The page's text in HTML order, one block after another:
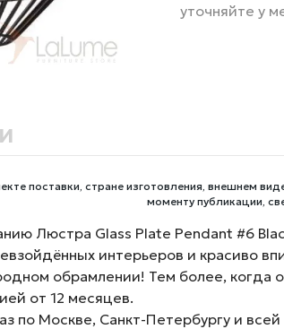
уточняйте у
поставки, стране изготовления, внешнем
моменту публикации,
Люстра Glass Plate Pendant #6
интерьеров и красиво
обрамлении! Тем более, когда
от 12 месяцев.
по Москве, Санкт-Петербургу и